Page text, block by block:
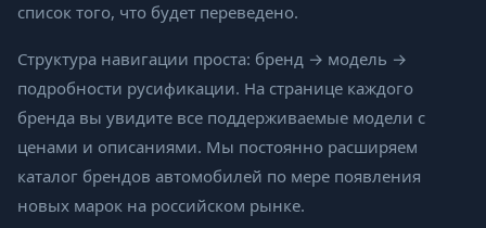
список того, что будет переведено.
Структура навигации проста: бренд → модель →
подробности русификации. На странице каждого
бренда вы увидите все поддерживаемые модели с
ценами и описаниями. Мы постоянно расширяем
каталог брендов автомобилей по мере появления
новых марок на российском рынке.